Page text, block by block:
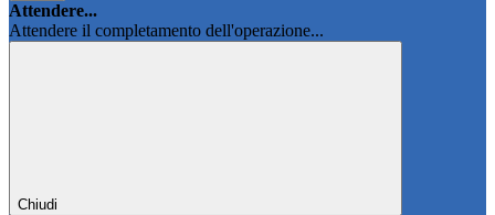
Attendere...
Attendere il completamento dell'operazione...
Chiudi